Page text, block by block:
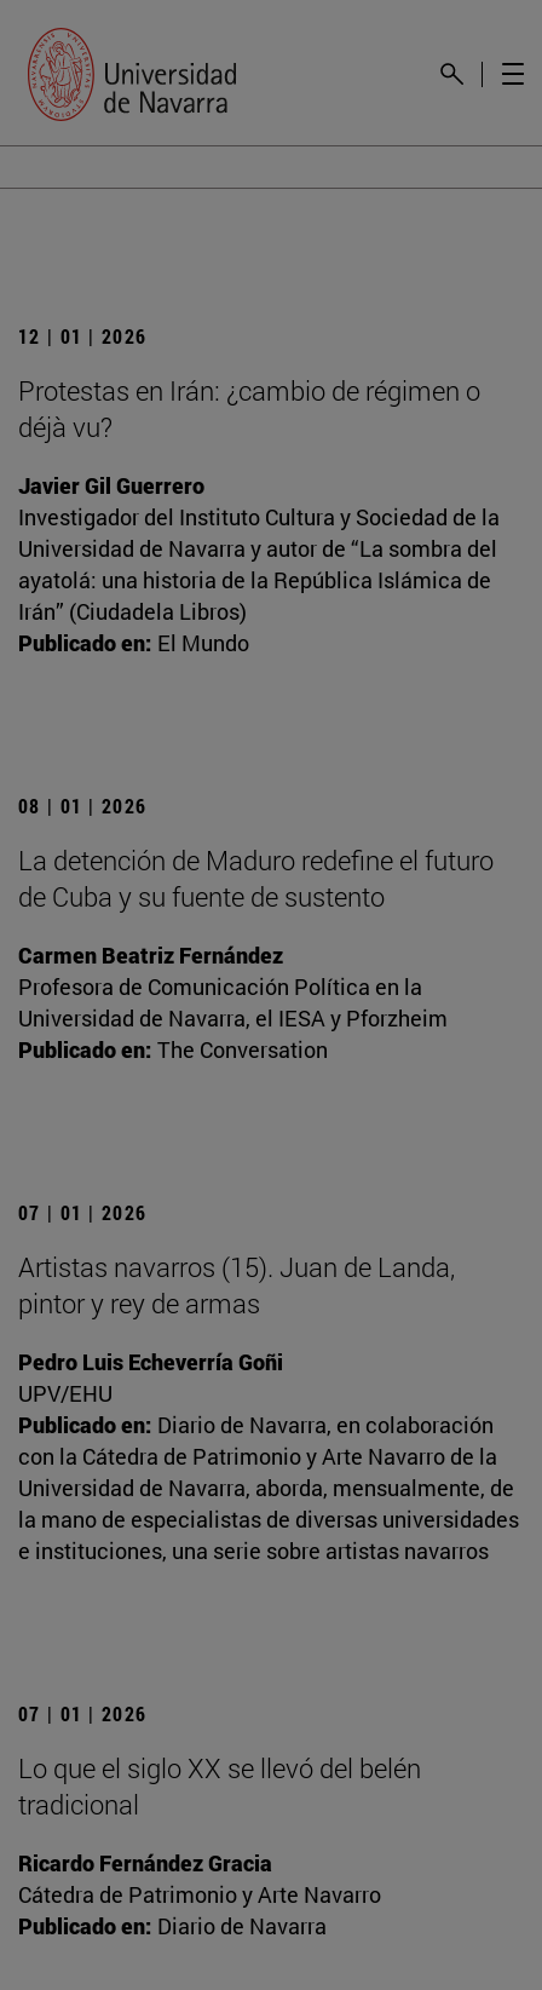
12 | 01 | 2026
Protestas en Irán: ¿cambio de régimen o
déjà vu?
Javier Gil Guerrero
Investigador del Instituto Cultura y Sociedad de la
Universidad de Navarra y autor de “La sombra del
ayatolá: una historia de la República Islámica de
Irán” (Ciudadela Libros)
Publicado en: El Mundo
08 | 01 | 2026
La detención de Maduro redefine el futuro
de Cuba y su fuente de sustento
Carmen Beatriz Fernández
Profesora de Comunicación Política en la
Universidad de Navarra, el IESA y Pforzheim
Publicado en: The Conversation
07 | 01 | 2026
Artistas navarros (15). Juan de Landa,
pintor y rey de armas
Pedro Luis Echeverría Goñi
UPV/EHU
Publicado en: Diario de Navarra, en colaboración
con la Cátedra de Patrimonio y Arte Navarro de la
Universidad de Navarra, aborda, mensualmente, de
la mano de especialistas de diversas universidades
e instituciones, una serie sobre artistas navarros
07 | 01 | 2026
Lo que el siglo XX se llevó del belén
tradicional
Ricardo Fernández Gracia
Cátedra de Patrimonio y Arte Navarro
Publicado en: Diario de Navarra